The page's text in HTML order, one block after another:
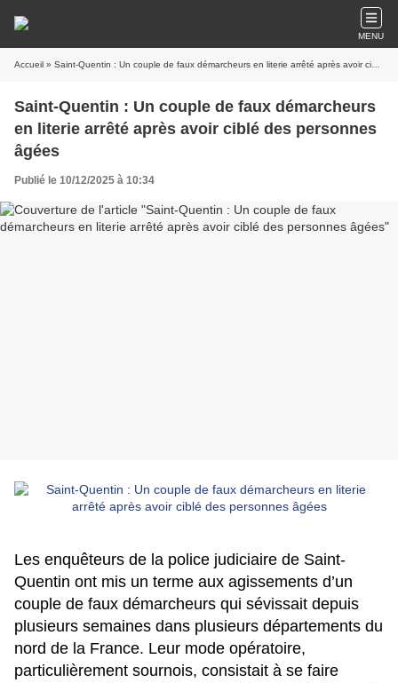
MENU
Accueil » Saint-Quentin : Un couple de faux démarcheurs en literie arrêté après avoir ciblé des personnes âgées
Saint-Quentin : Un couple de faux démarcheurs
en literie arrêté après avoir ciblé des personnes
âgées
Publié le 10/12/2025 à 10:34
Les enquêteurs de la police judiciaire de Saint-
Quentin ont mis un terme aux agissements d’un
couple de faux démarcheurs qui sévissait depuis
plusieurs semaines dans plusieurs départements du
nord de la France. Leur mode opératoire,
particulièrement sournois, consistait à se faire